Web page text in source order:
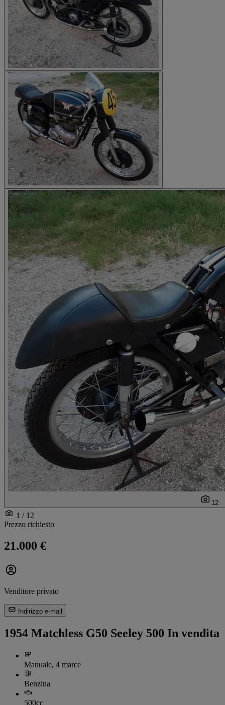
12
1 / 12
Prezzo richiesto
21.000 €
Venditore privato
Indirizzo e-mail
1954 Matchless G50 Seeley 500 In vendita
Manuale, 4 marce
Benzina
500cc